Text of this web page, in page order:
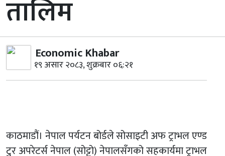
तालिम
Economic Khabar
१९ असार २०८३, शुक्रबार ०६:२१
काठमाडौं। नेपाल पर्यटन बोर्डले सोसाइटी अफ ट्राभल एण्ड
टुर अपरेटर्स नेपाल (सोट्टो) नेपालसँगको सहकार्यमा ट्राभल